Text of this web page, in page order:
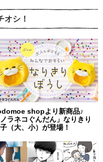
オシ！
shopより新商品♪
ノラネコぐんだん」なりきり
（大、小）が登場！